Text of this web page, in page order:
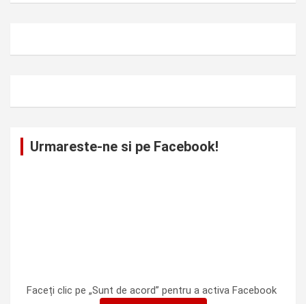
Urmareste-ne si pe Facebook!
Faceți clic pe „Sunt de acord” pentru a activa Facebook